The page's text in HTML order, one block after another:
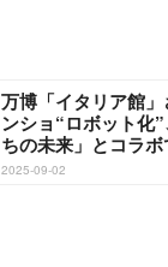
万博「イタリア館
ンショ“ロボット化
ちの未来」とコラボ
2025-09-02